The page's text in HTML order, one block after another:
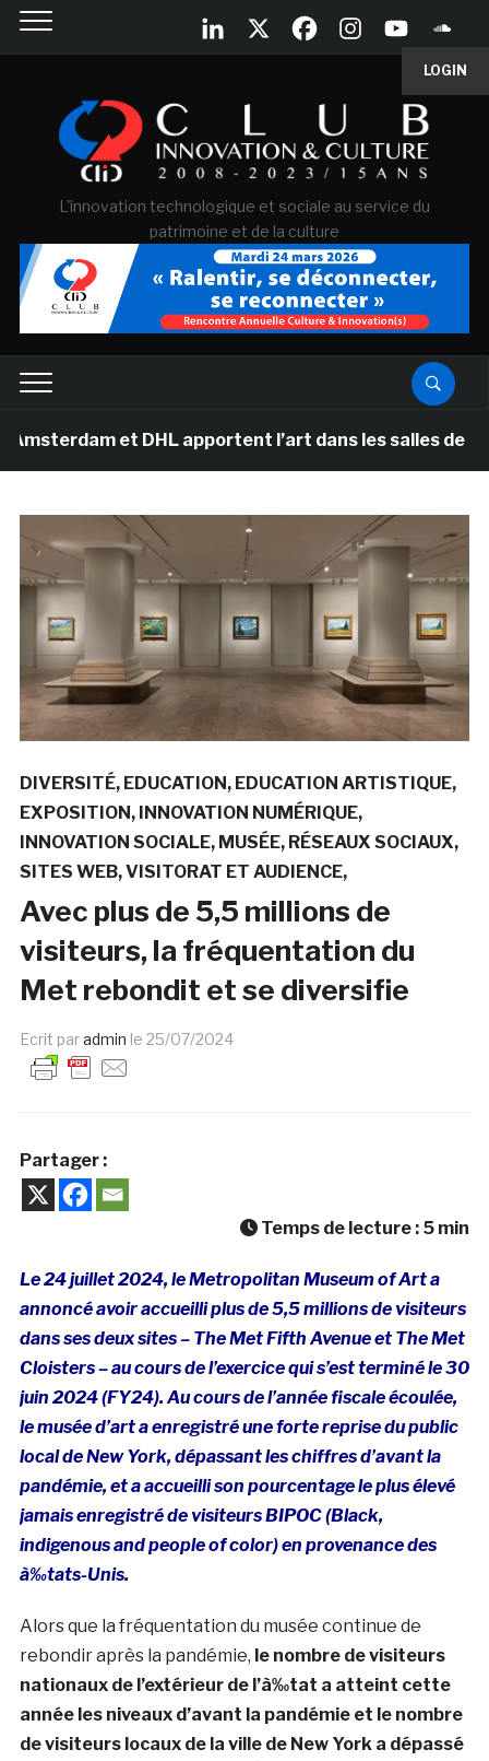
LOGIN
L'innovation technologique et sociale au service du
patrimoine et de la culture
et DHL apportent l’art dans les salles de classe
DIVERSITÉ EDUCATION EDUCATION ARTISTIQUE
EXPOSITION INNOVATION NUMÉRIQUE
INNOVATION SOCIALE MUSÉE RÉSEAUX SOCIAUX
SITES WEB VISITORAT ET AUDIENCE
Avec plus de 5,5 millions de
visiteurs, la fréquentation du
Met rebondit et se diversifie
Ecrit paradmin le 25/07/2024
Partager :
Temps de lecture : 5 min
Le 24 juillet 2024, le Metropolitan Museum of Art a
annoncé avoir accueilli plus de 5,5 millions de visiteurs
dans ses deux sites – The Met Fifth Avenue et The Met
Cloisters – au cours de l’exercice qui s’est terminé le 30
juin 2024 (FY24). Au cours de l’année fiscale écoulée,
le musée d’art a enregistré une forte reprise du public
local de New York, dépassant les chiffres d’avant la
pandémie, et a accueilli son pourcentage le plus élevé
jamais enregistré de visiteurs BIPOC (Black,
indigenous and people of color) en provenance des
à‰tats-Unis.
Alors que la fréquentation du musée continue de
rebondir après la pandémie, le nombre de visiteurs
nationaux de l’extérieur de l’à‰tat a atteint cette
année les niveaux d’avant la pandémie et le nombre
de visiteurs locaux de la ville de New York a dépassé